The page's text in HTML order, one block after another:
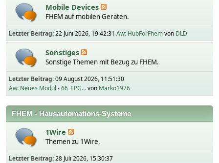
Mobile Devices
FHEM auf mobilen Geräten.
Letzter Beitrag:22 Juni 2026, 19:42:31 Aw: HubForFhemvon DLD
Sonstiges
Sonstige Themen mit Bezug zu FHEM.
Letzter Beitrag:09 August 2026, 11:51:30
Aw: Neues Modul - 66_EPG...von Marko1976
FHEM - Hausautomations-Systeme
1Wire
Themen zu 1Wire.
Letzter Beitrag:28 Juli 2026, 15:30:37